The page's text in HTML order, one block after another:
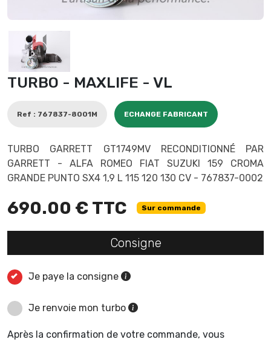
TURBO - MAXLIFE - VL
Ref : 767837-8001M ECHANGE FABRICANT
TURBO GARRETT GT1749MV RECONDITIONNÉ PAR
GARRETT - ALFA ROMEO FIAT SUZUKI 159 CROMA
GRANDE PUNTO SX4 1,9 L 115 120 130 CV - 767837-0002
690.00 € TTC Sur commande
Consigne
Je paye la consigne
Je renvoie mon turbo
Après la confirmation de votre commande, vous